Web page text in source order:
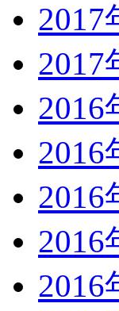
2017
2017
2016
2016
2016
2016
2016